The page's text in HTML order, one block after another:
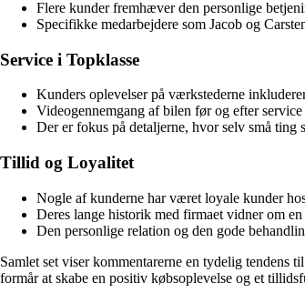
Flere kunder fremhæver den personlige
Specifikke medarbejdere som Jacob og
Service i Topklasse
Kunders oplevelser på værkstederne
Videogennemgang af bilen før og efter
Der er fokus på detaljerne, hvor selv små
Tillid og Loyalitet
Nogle af kunderne har været loyale kunder
Deres lange historik med firmaet vidner om
Den personlige relation og den gode
Samlet set viser kommentarerne en tydelig tendens
formår at skabe en positiv købsoplevelse og et